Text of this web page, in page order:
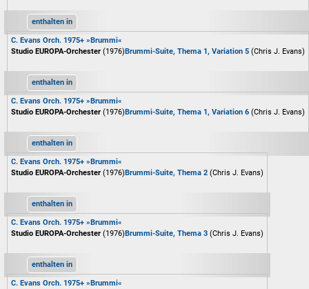
enthalten in
C. Evans Orch. 1975+ »Brummi«
Studio EUROPA-Orchester (1976)Brummi-Suite, Thema 1, Variation 5 (Chris J. Evans)
enthalten in
C. Evans Orch. 1975+ »Brummi«
Studio EUROPA-Orchester (1976)Brummi-Suite, Thema 1, Variation 6 (Chris J. Evans)
enthalten in
C. Evans Orch. 1975+ »Brummi«
Studio EUROPA-Orchester (1976)Brummi-Suite, Thema 2 (Chris J. Evans)
enthalten in
C. Evans Orch. 1975+ »Brummi«
Studio EUROPA-Orchester (1976)Brummi-Suite, Thema 3 (Chris J. Evans)
enthalten in
C. Evans Orch. 1975+ »Brummi«